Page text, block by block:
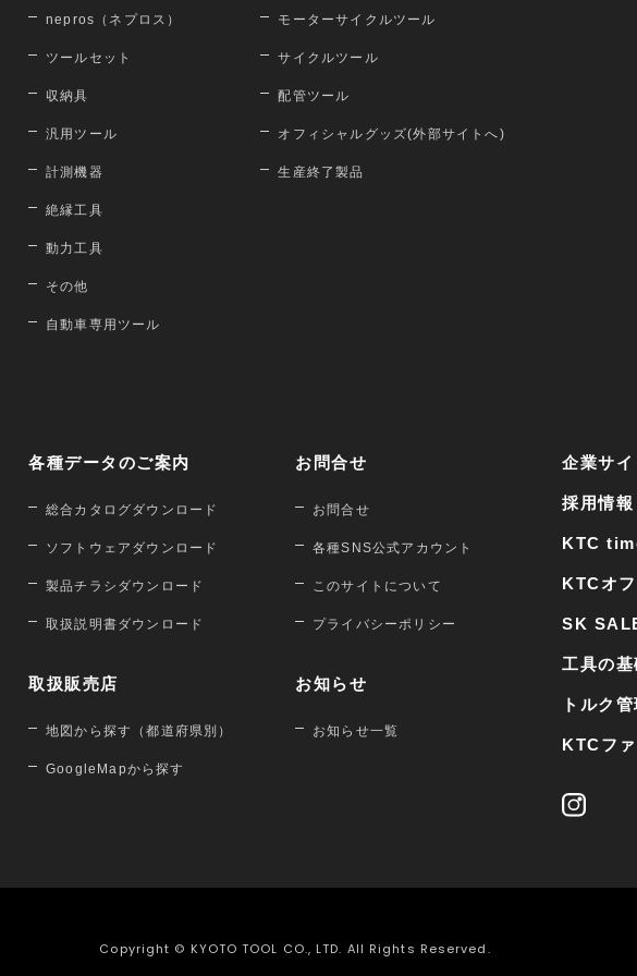
nepros（ネプロス）
ツールセット
収納具
汎用ツール
計測機器
絶縁工具
動力工具
その他
自動車専用ツール
モーターサイクルツール
サイクルツール
配管ツール
オフィシャルグッズ(外部サイトへ)
生産終了製品
各種データのご案内
総合カタログダウンロード
ソフトウェアダウンロード
製品チラシダウンロード
取扱説明書ダウンロード
取扱販売店
地図から探す（都道府県別）
GoogleMapから探す
お問合せ
お問合せ
各種SNS公式アカウント
このサイトについて
プライバシーポリシー
お知らせ
お知らせ一覧
企業サイ
採用情報
KTC
KTCオ
SK
工具の
トルク
KTCフ
Copyright © KYOTO TOOL CO., LTD. All Rights Reserved.